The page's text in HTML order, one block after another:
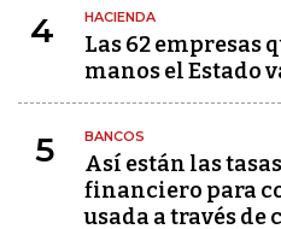
4 HACIENDA
Las 62 empresas
manos el Estado
5 BANCOS
Así están las
financiero para
usada a través de